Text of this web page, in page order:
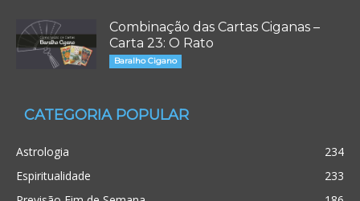
Combinação das Cartas Ciganas –
Carta 23: O Rato
Baralho Cigano
CATEGORIA POPULAR
Astrologia
234
Espiritualidade
233